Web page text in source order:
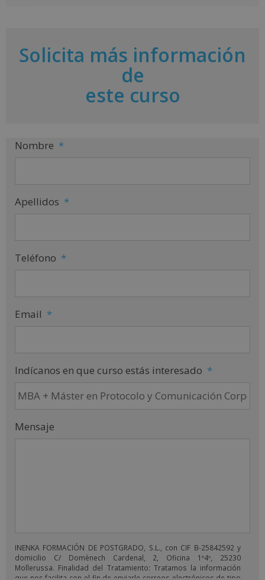
n
aSolicita más información
de
este curso
Nombre *
Apellidos *
Teléfono *
Email *
Indícanos en que curso estás interesado *
Mensaje
INENKA FORMACIÓN DE POSTGRADO, S.L., con CIF B-25842592 y
domicilio C/ Domènech Cardenal, 2, Oficina 1º4º, 25230
Mollerussa. Finalidad del Tratamiento: Tratamos la información
que nos facilita con el fin de enviarle correos electrónicos de tipo